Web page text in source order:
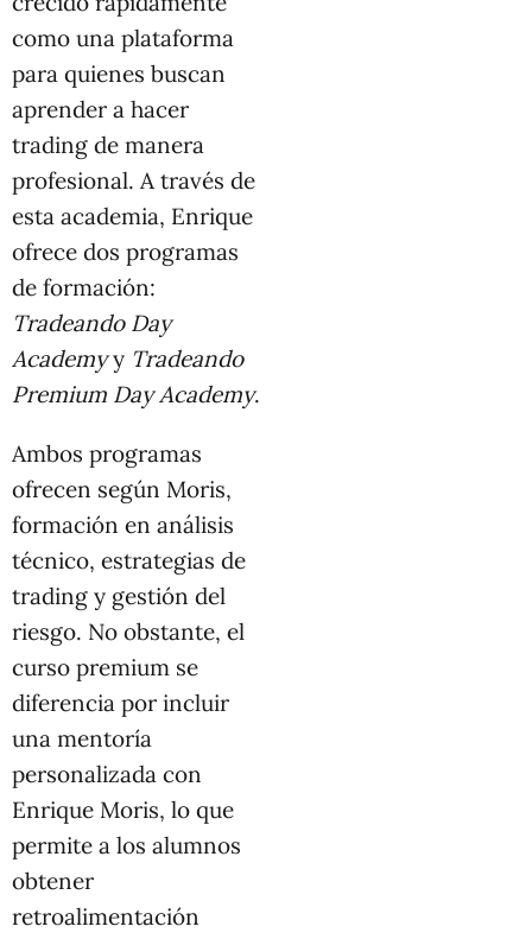
como una plataforma
para quienes buscan
aprender a hacer
trading de manera
profesional. A través de
esta academia, Enrique
ofrece dos programas
de formación:
Tradeando Day
Academyy Tradeando
Premium Day Academy.
Ambos programas
ofrecen según Moris,
formación en análisis
técnico, estrategias de
trading y gestión del
riesgo. No obstante, el
curso premium se
diferencia por incluir
una mentoría
personalizada con
Enrique Moris, lo que
permite a los alumnos
obtener
retroalimentación